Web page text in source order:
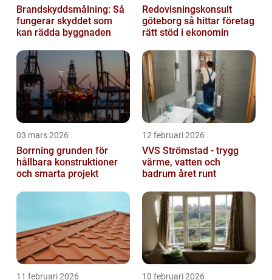
Brandskyddsmålning: Så
fungerar skyddet som
kan rädda byggnaden
Redovisningskonsult
göteborg så hittar företag
rätt stöd i ekonomin
03 mars 2026
Borrning grunden för
hållbara konstruktioner
och smarta projekt
12 februari 2026
VVS Strömstad - trygg
värme, vatten och
badrum året runt
11 februari 2026 10 februari 2026